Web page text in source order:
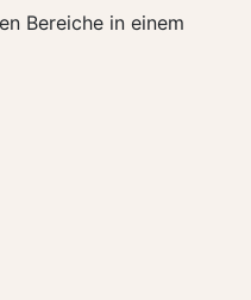
Bereiche in einem